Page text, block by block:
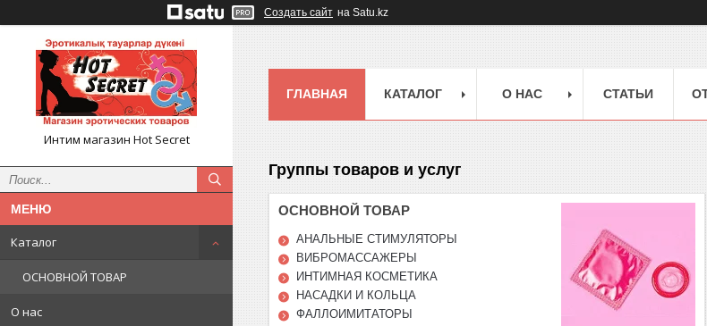
Создать сайт на Satu.kz
Интим магазин Hot Secret
Каталог
ОСНОВНОЙ ТОВАР
О нас
ГЛАВНАЯ КАТАЛОГ О НАС СТАТЬИ
Группы товаров и услуг
ОСНОВНОЙ ТОВАР
АНАЛЬНЫЕ СТИМУЛЯТОРЫ
ВИБРОМАССАЖЕРЫ
ИНТИМНАЯ КОСМЕТИКА
НАСАДКИ И КОЛЬЦА
ФАЛЛОИМИТАТОРЫ